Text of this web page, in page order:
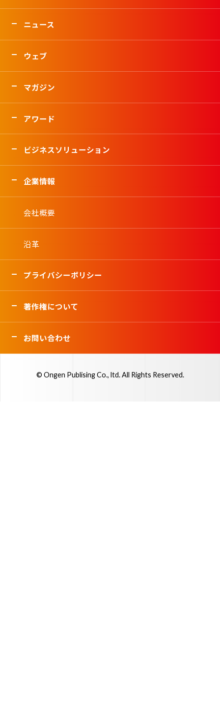
ニュース
ウェブ
マガジン
アワード
ビジネスソリューション
企業情報
会社概要
沿革
プライバシーポリシー
著作権について
お問い合わせ
© Ongen Publising Co., ltd. All Rights Reserved.